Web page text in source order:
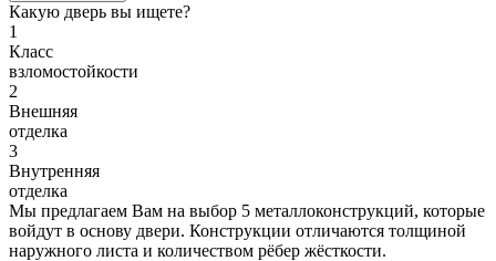
Какую дверь вы ищете?
1
Класс
взломостойкости
2
Внешняя
отделка
3
Внутренняя
отделка
Мы предлагаем Вам на выбор 5 металлоконструкций, которые
войдут в основу двери. Конструкции отличаются толщиной
наружного листа и количеством рёбер жёсткости.